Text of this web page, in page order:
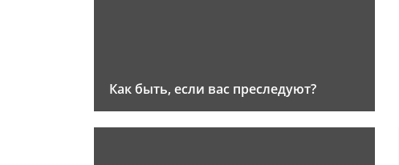
Как быть, если вас преследуют?